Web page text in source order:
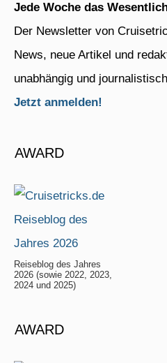
Jede Woche das
Der Newsletter von
News, neue Artikel und
unabhängig und
Jetzt anmelden!
AWARD
Reiseblog des Jahres
2026 (sowie 2022, 2023,
2024 und 2025)
AWARD